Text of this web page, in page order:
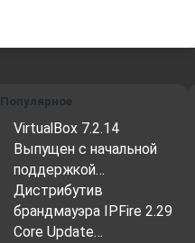
Популярное
VirtualBox 7.2.14
Выпущен с начальной
поддержкой…
Дистрибутив
брандмауэра IPFire 2.29
Core Update…